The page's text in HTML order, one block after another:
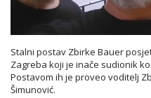
Stalni postav Zbirke Bauer
Zagreba koji je inače sudionik
Postavom ih je proveo voditelj
Šimunović.